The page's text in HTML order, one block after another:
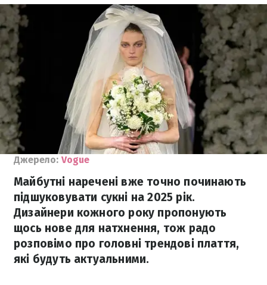
Джерело: Vogue
Майбутні наречені вже точно починають
підшуковувати сукні на 2025 рік.
Дизайнери кожного року пропонують
щось нове для натхнення, тож радо
розповімо про головні трендові плаття,
які будуть актуальними.